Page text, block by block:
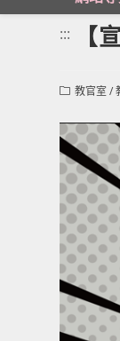
::: 【
Post教官室/